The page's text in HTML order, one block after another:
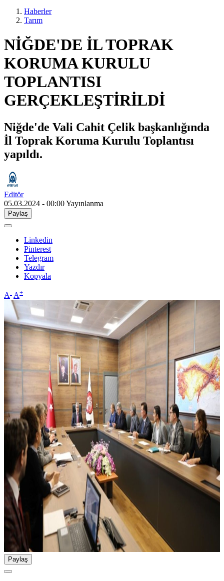
Haberler
Tarım
NİĞDE'DE İL TOPRAK
KORUMA KURULU
TOPLANTISI
GERÇEKLEŞTİRİLDİ
Niğde'de Vali Cahit Çelik başkanlığında
İl Toprak Koruma Kurulu Toplantısı
yapıldı.
Editör
05.03.2024 - 00:00Yayınlanma
Paylaş
Linkedin
Pinterest
Telegram
Yazdır
Kopyala
A- A+
Paylaş